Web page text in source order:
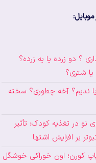
موبایل:
؟ دو زرده یا یه زرده؟
یا شتری؟
ندیم؟ آخه چطوری؟ سخته
نو در تغذیه کودک: تأثیر
بر افزایش اشتها
کورن؛ اون خوراکی خوشگل